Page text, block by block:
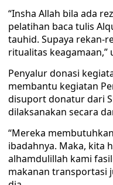
“Insha Allah bila ada
pelatihan baca tulis
tauhid. Supaya rekan-
ritualitas keagamaan,”
Penyalur donasi
membantu kegiatan
disuport donatur dari
dilaksanakan secara
“Mereka
ibadahnya. Maka, kita
alhamdulillah kami
makanan transportasi